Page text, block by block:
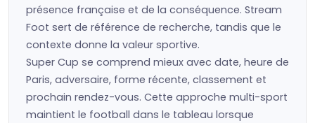
présence française et de la conséquence. Stream
Foot sert de référence de recherche, tandis que le
contexte donne la valeur sportive.
Super Cup se comprend mieux avec date, heure de
Paris, adversaire, forme récente, classement et
prochain rendez-vous. Cette approche multi-sport
maintient le football dans le tableau lorsque